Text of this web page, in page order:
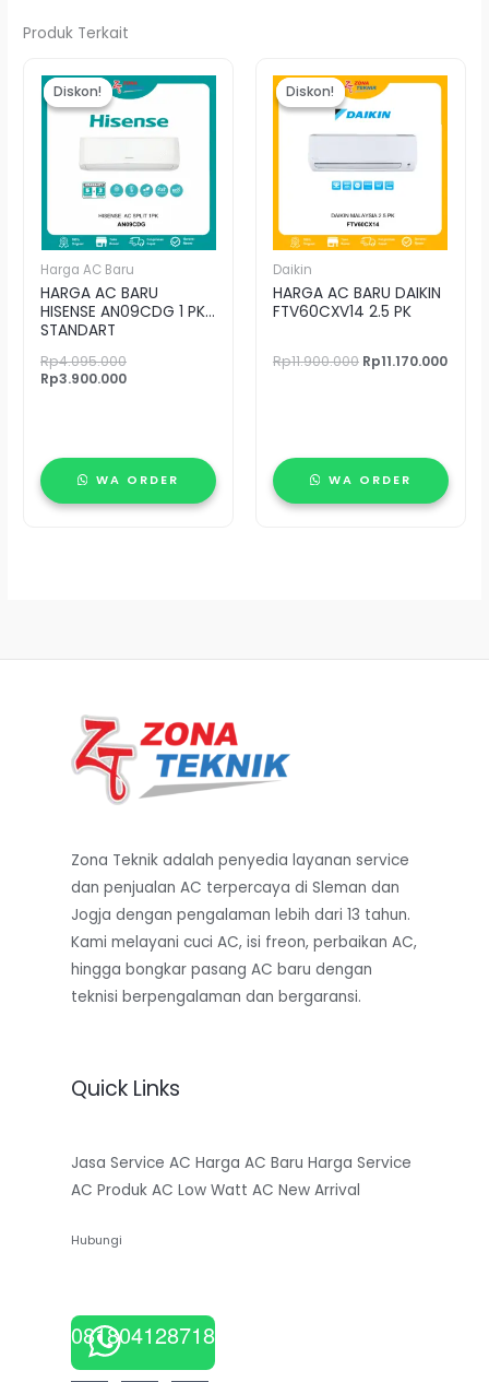
Produk Terkait
Diskon!
Diskon!
Harga AC Baru
HARGA AC BARU
HISENSE AN09CDG 1 PK
STANDART
Rp4.095.000
aslinya
adalah:
Rp4.095.000.
Rp3.900.000
saat
ini
adalah:
Rp3.900.000.
WA ORDER
Diskon!
Diskon!
Daikin
HARGA AC BARU DAIKIN
FTV60CXV14 2.5 PK
Rp11.900.000
aslinya
adalah:
Rp11.900.000.
Rp11.170.000
WA ORDER
Zona Teknik adalah penyedia layanan service
dan penjualan AC terpercaya di Sleman dan
Jogja dengan pengalaman lebih dari 13 tahun.
Kami melayani cuci AC, isi freon, perbaikan AC,
hingga bongkar pasang AC baru dengan
teknisi berpengalaman dan bergaransi.
Quick Links
Jasa Service AC Harga AC Baru Harga Service
AC Produk AC Low Watt AC New Arrival
Hubungi
081804128718